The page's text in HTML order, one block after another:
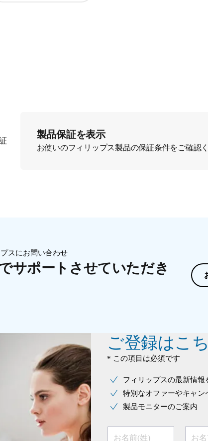
製品保証を表示
お使いのフィリップス製品の保証条件をご確認
スにお問い合わせ
サポートさせていただき
ご登録はこ
* この項目は必須です
フィリップスの最新情報
特別なオファーやキャン
製品モニターのご案内
お名前(姓) お